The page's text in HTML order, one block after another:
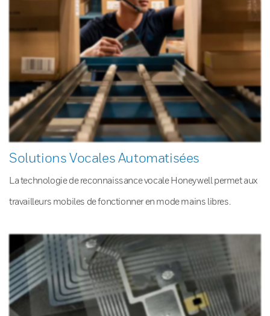
Solutions Vocales Automatisées
La technologie de reconnaissance vocale Honeywell permet aux
travailleurs mobiles de fonctionner en mode mains libres.